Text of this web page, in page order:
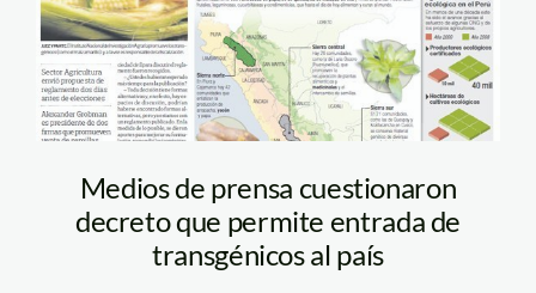
Medios de prensa cuestionaron
decreto que permite entrada de
transgénicos al país